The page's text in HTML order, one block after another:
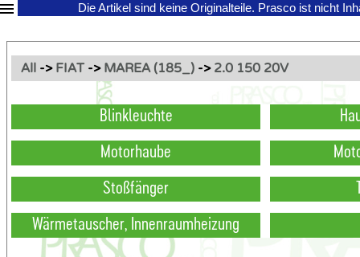
Die Artikel sind keine Originalteile. Prasco ist nicht
All -> FIAT -> MAREA (185_) -> 2.0 150 20V
Blinkleuchte
Motorhaube
Stoßfänger
Wärmetauscher, Innenraumheizung